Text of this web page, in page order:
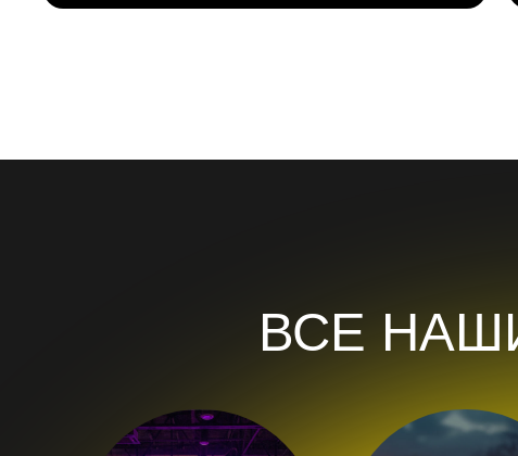
оборудованием